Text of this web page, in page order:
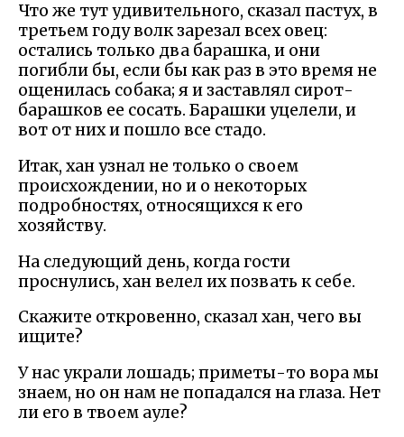
Что же тут удивительного, сказал пастух, в
третьем году волк зарезал всех овец:
остались только два барашка, и они
погибли бы, если бы как раз в это время не
ощенилась собака; я и заставлял сирот-
барашков ее сосать. Барашки уцелели, и
вот от них и пошло все стадо.
Итак, хан узнал не только о своем
происхождении, но и о некоторых
подробностях, относящихся к его
хозяйству.
На следующий день, когда гости
проснулись, хан велел их позвать к себе.
Скажите откровенно, сказал хан, чего вы
ищите?
У нас украли лошадь; приметы-то вора мы
знаем, но он нам не попадался на глаза. Нет
ли его в твоем ауле?